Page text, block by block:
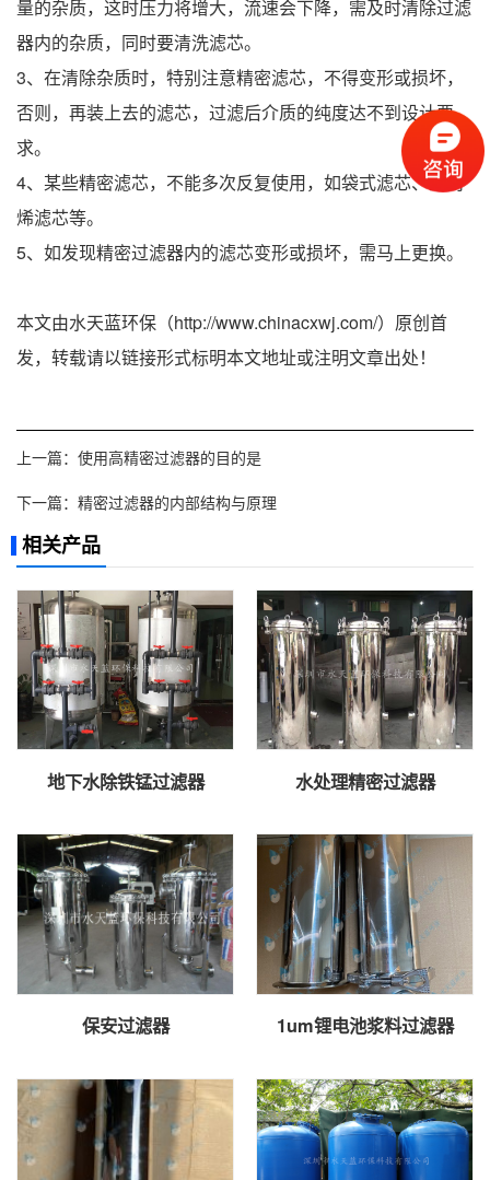
量的杂质，这时压力将增大，流速会下降，需及时清除过滤
器内的杂质，同时要清洗滤芯。
3、在清除杂质时，特别注意精密滤芯，不得变形或损坏，
否则，再装上去的滤芯，过滤后介质的纯度达不到设计要
求。
4、某些精密滤芯，不能多次反复使用，如袋式滤芯、聚丙
烯滤芯等。
5、如发现精密过滤器内的滤芯变形或损坏，需马上更换。
本文由水天蓝环保（http://www.chinacxwj.com/）原创首
发，转载请以链接形式标明本文地址或注明文章出处！
上一篇： 使用高精密过滤器的目的是
下一篇： 精密过滤器的内部结构与原理
相关产品
地下水除铁锰过滤器 水处理精密过滤器
保安过滤器 1um锂电池浆料过滤器